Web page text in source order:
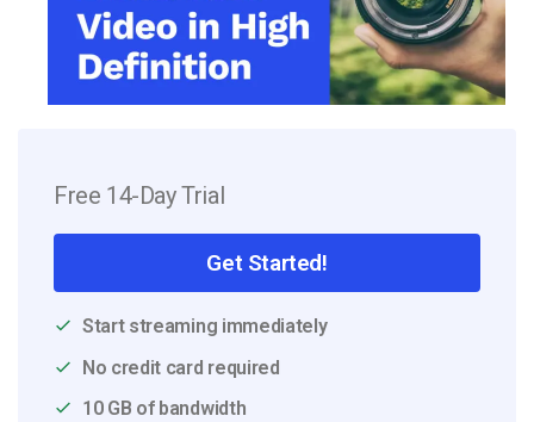
Free 14-Day Trial
Get Started!
Start streaming immediately
No credit card required
10 GB of bandwidth